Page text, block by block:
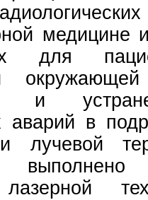
медицине и
для
и
аварий в
лучевой